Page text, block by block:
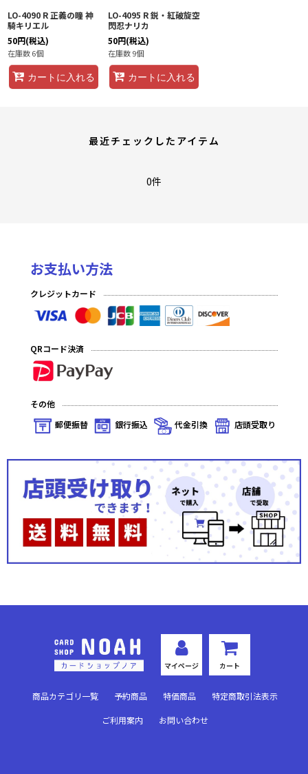
LO-4090 R 正義の瞳 神
騎キリエル
50円(税込)
在庫数 6個
カートに入れる
LO-4095 R 鋭・紅破旋空
閃忍ナリカ
50円(税込)
在庫数 9個
カートに入れる
最近チェックしたアイテム
0件
お支払い方法
クレジットカード
QRコード決済
その他
郵便振替
銀行振込 代金引換 店頭受取り
マイページ カート
商品カテゴリ一覧 予約商品 特価商品 特定商取引法表示
ご利用案内 お問い合わせ